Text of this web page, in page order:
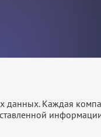
данных. Каждая